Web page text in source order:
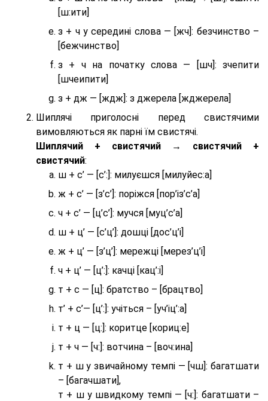
[ш:ити]
з + ч у середині слова — [жч]: безчинство –
[бежчинство]
з + ч на початку слова — [шч]: зчепити
[шчеипити]
з + дж — [ждж]: з джерела [жджерела]
Шиплячі приголосні перед свистячими
вимовляються як парні їм свистячі.
Шиплячий + свистячий → свистячий +
свистячий:
ш + с’ — [с’:]: милуєшся [милуйес:а]
ж + с’ — [з’с’]: поріжся [пор’із’с’а]
ч + с’ — [ц’с’]: мучся [муц’с’а]
ш + ц’ — [с’ц’]: дошці [дос’ц’і]
ж + ц’ — [з’ц’]: мережці [мерез’ц’і]
ч + ц’ — [ц’:]: качці [кац’:і]
т + с — [ц]: братство – [брaцтво]
т’ + с’— [ц’:]: учіться – [уч’іц’:a]
т + ц — [ц:]: коритце [кориц:е]
т + ч — [ч:]: вотчина – [вoч:ина]
т + ш у звичайному темпі — [чш]: багатшати
– [багачшати],
т + ш у швидкому темпі — [ч:]: багатшати –